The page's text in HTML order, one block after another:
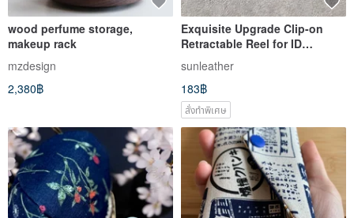
wood perfume storage,
makeup rack
mzdesign
2,380฿
Exquisite Upgrade Clip-on
Retractable Reel for ID
Badges, Easy Pull,
Commuting, Access Cards,
Free Embossing
sunleather
183฿
สั่งทำพิเศษ